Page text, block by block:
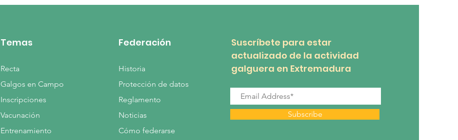
Temas
Recta
Galgos en Campo
Inscripciones
Vacunación
Entrenamiento
Federación
Historia
Protección de datos
Reglamento
Noticias
Cómo federarse
Suscríbete para estar
actualizado de la actividad
galguera en Extremadura
Subscribe